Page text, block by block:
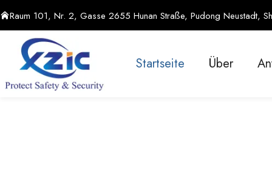
Raum 101, Nr. 2, Gasse 2655 Hunan Straße, Pudong Neustadt,
Startseite Über